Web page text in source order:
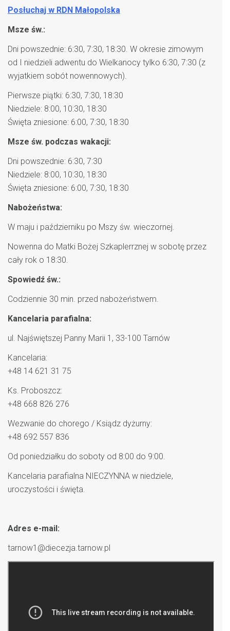
Posłuchaj w RDN Małopolska
Msze św.:
Dni powszednie: 6:30, 7:30, 18:30. W okresie zimowym
od I niedzieli adwentu do Wielkanocy tylko 6:30, 7:30 (z
wyjatkiem sobót nowennowych).
Pierwsze piątki: 6:30, 7:30, 18:30
Niedziele: 8:00, 10:30, 18:30
Święta zniesione: 6:00, 7:30, 18:30
Msze św. podczas wakacji:
Dni powszednie: 6:30, 7:30
Niedziele: 8:00, 10:30, 18:30
Święta zniesione: 6:00, 7:30, 18:30
Nabożeństwa:
W maju i październiku po Mszy św. wieczornej.
Nowenna do Matki Bożej Szkaplerrznej w sobotę przez
cały rok o 18:30.
Spowiedź św.:
Codziennie 30 min. przed nabożeństwem.
Kancelaria parafialna:
ul. Najświętszej Panny Marii 1, 33-100 Tarnów
Kancelaria:
+48 14 621 31 75
Ks. Proboszcz:
+48 668 826 276
Wezwanie do chorego / Ksiądz dyżurny:
+48 692 557 836
Od poniedziałku do soboty od 8:00 do 9:00.
Kancelaria parafialna NIECZYNNA w niedziele,
uroczystości i święta.
Adres e-mail:
tarnow1@diecezja.tarnow.pl